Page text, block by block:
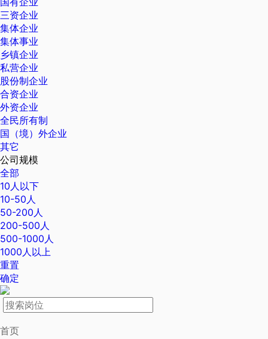
三资企业
集体企业
集体事业
乡镇企业
私营企业
股份制企业
合资企业
外资企业
全民所有制
国（境）外企业
其它
公司规模
全部
10人以下
10-50人
50-200人
200-500人
500-1000人
1000人以上
重置
确定
首页